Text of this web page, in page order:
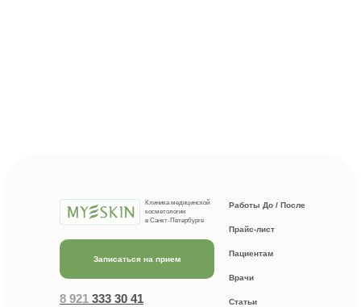
Клиника медицинской
косметологии
в Санкт-Петербурге
8 921 333 30 41
Записаться на прием
Работы До / После
Прайс-лист
Пациентам
Врачи
Статьи